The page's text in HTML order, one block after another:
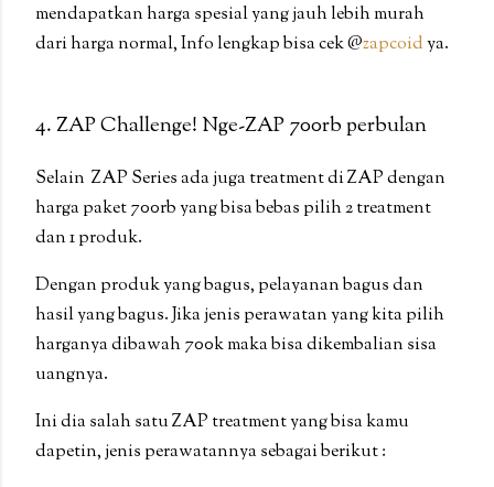
mendapatkan harga spesial yang jauh lebih murah
dari harga normal, Info lengkap bisa cek @zapcoidya.
4. ZAP Challenge! Nge-ZAP 700rb perbulan
Selain ZAP Series ada juga treatment di ZAP dengan
harga paket 700rb yang bisa bebas pilih 2 treatment
dan 1 produk.
Dengan produk yang bagus, pelayanan bagus dan
hasil yang bagus. Jika jenis perawatan yang kita pilih
harganya dibawah 700k maka bisa dikembalian sisa
uangnya.
Ini dia salah satu ZAP treatment yang bisa kamu
dapetin, jenis perawatannya sebagai berikut :